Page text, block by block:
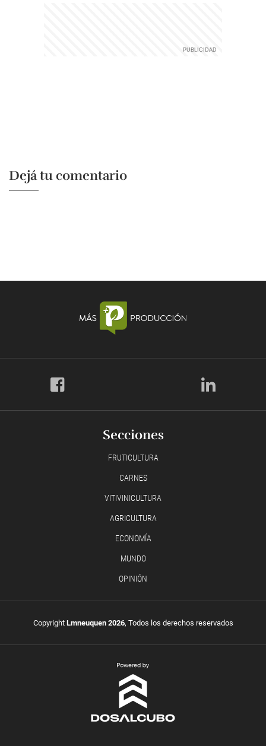
Dejá tu comentario
Secciones
FRUTICULTURA
CARNES
VITIVINICULTURA
AGRICULTURA
ECONOMÍA
MUNDO
OPINIÓN
Copyright Lmneuquen 2026, Todos los derechos reservados